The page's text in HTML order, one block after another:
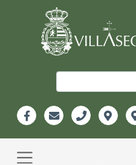
Información
Header
navigation